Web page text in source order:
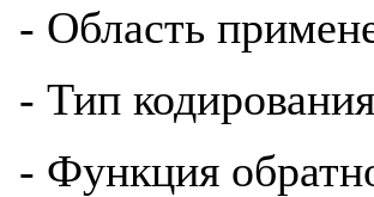
- Область
- Тип
- Функция